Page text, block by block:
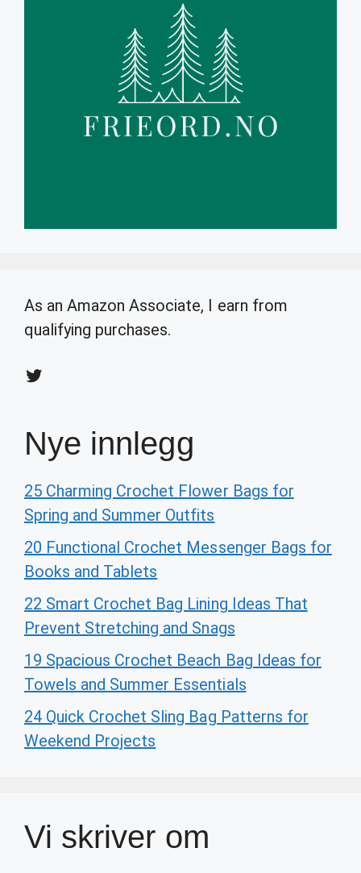
As an Amazon Associate, I earn from
qualifying purchases.
Twitter
Nye innlegg
25 Charming Crochet Flower Bags for
Spring and Summer Outfits
20 Functional Crochet Messenger Bags for
Books and Tablets
22 Smart Crochet Bag Lining Ideas That
Prevent Stretching and Snags
19 Spacious Crochet Beach Bag Ideas for
Towels and Summer Essentials
24 Quick Crochet Sling Bag Patterns for
Weekend Projects
Vi skriver om